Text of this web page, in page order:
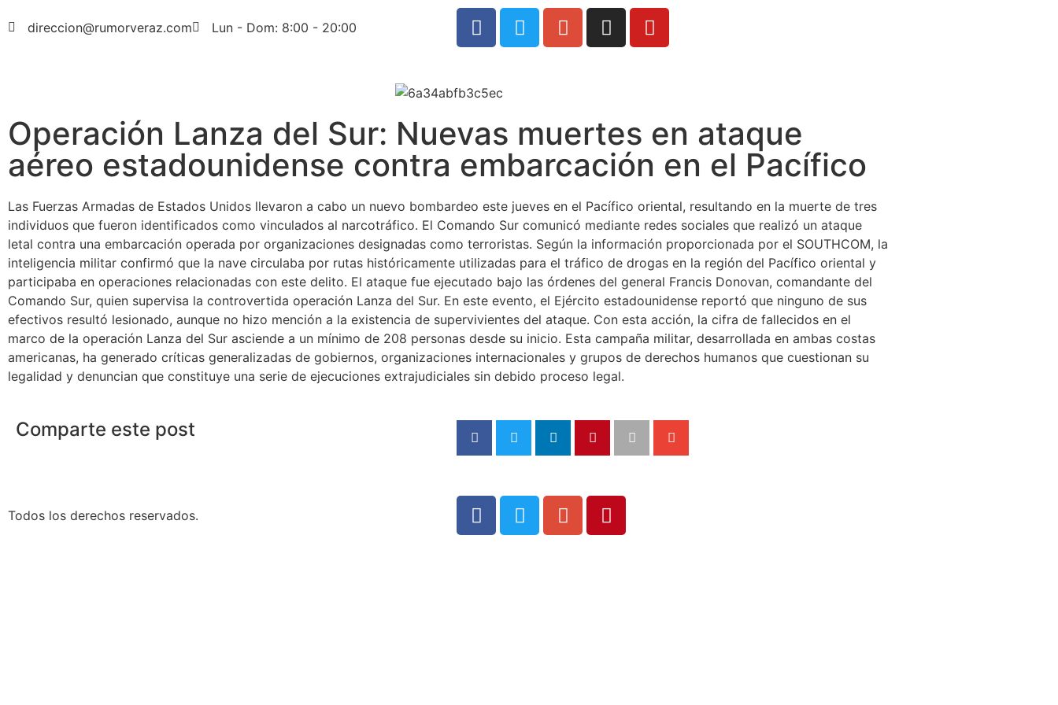
direccion@rumorveraz.com Lun - Dom: 8:00 - 20:00
Operación Lanza del Sur: Nuevas muertes en ataque
aéreo estadounidense contra embarcación en el Pacífico
Las Fuerzas Armadas de Estados Unidos llevaron a cabo un nuevo bombardeo este jueves en el Pacífico oriental, resultando en la muerte de tres
individuos que fueron identificados como vinculados al narcotráfico. El Comando Sur comunicó mediante redes sociales que realizó un ataque
letal contra una embarcación operada por organizaciones designadas como terroristas. Según la información proporcionada por el SOUTHCOM, la
inteligencia militar confirmó que la nave circulaba por rutas históricamente utilizadas para el tráfico de drogas en la región del Pacífico oriental y
participaba en operaciones relacionadas con este delito. El ataque fue ejecutado bajo las órdenes del general Francis Donovan, comandante del
Comando Sur, quien supervisa la controvertida operación Lanza del Sur. En este evento, el Ejército estadounidense reportó que ninguno de sus
efectivos resultó lesionado, aunque no hizo mención a la existencia de supervivientes del ataque. Con esta acción, la cifra de fallecidos en el
marco de la operación Lanza del Sur asciende a un mínimo de 208 personas desde su inicio. Esta campaña militar, desarrollada en ambas costas
americanas, ha generado críticas generalizadas de gobiernos, organizaciones internacionales y grupos de derechos humanos que cuestionan su
legalidad y denuncian que constituye una serie de ejecuciones extrajudiciales sin debido proceso legal.
Comparte este post
Todos los derechos reservados.